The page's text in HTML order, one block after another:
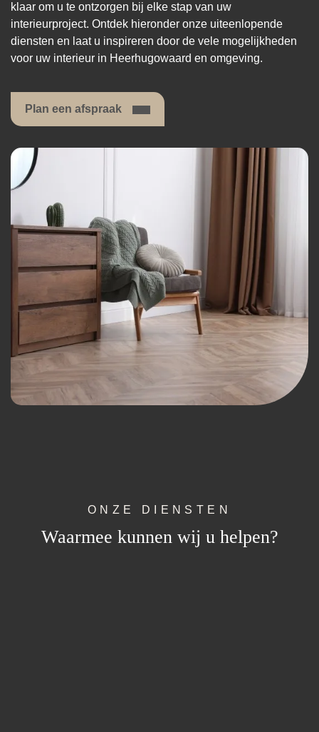
klaar om u te ontzorgen bij elke stap van uw
interieurproject. Ontdek hieronder onze uiteenlopende
diensten en laat u inspireren door de vele mogelijkheden
voor uw interieur in Heerhugowaard en omgeving.
Plan een afspraak
ONZE DIENSTEN
Waarmee kunnen wij u helpen?